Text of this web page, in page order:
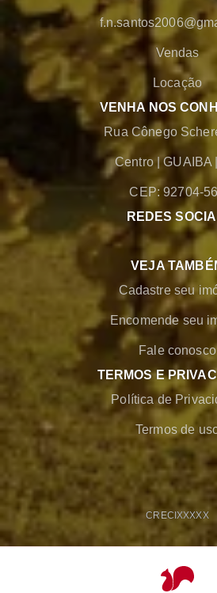
Vendas
Locação
VENHA NOS
Rua Cônego
Centro |GUAIBA
CEP: 92704-
REDES
VEJA
Cadastre seu
Encomende seu
Fale conosco
TERMOS E
Política de
Termos de
CRECIXXXXX